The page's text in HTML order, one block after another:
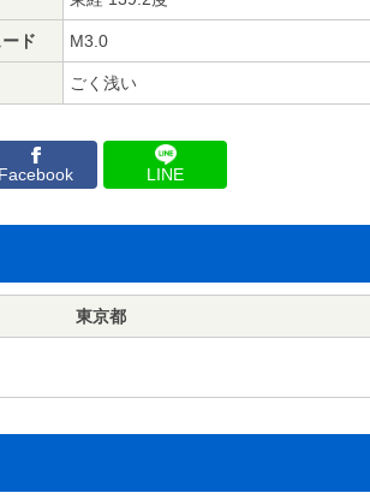
ド M3.0
ごく浅い
Facebook LINE
東京都